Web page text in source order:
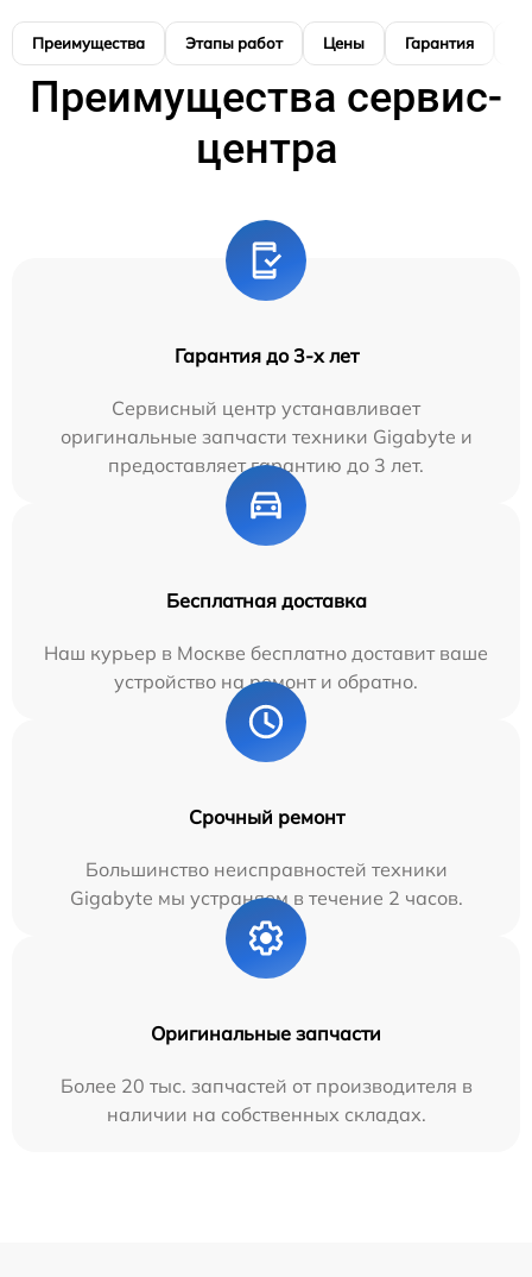
Преимущества Этапы работ Цены Гарантия
Преимущества сервис-
центра
Гарантия до 3-х лет
Сервисный центр устанавливает
оригинальные запчасти техники Gigabyte и
предоставляет гарантию до 3 лет.
Бесплатная доставка
Наш курьер в Москве бесплатно доставит ваше
устройство на ремонт и обратно.
Срочный ремонт
Большинство неисправностей техники
Gigabyte мы устраняем в течение 2 часов.
Оригинальные запчасти
Более 20 тыс. запчастей от производителя в
наличии на собственных складах.